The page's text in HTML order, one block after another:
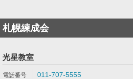
札幌練成会
光星教室
011-707-5555